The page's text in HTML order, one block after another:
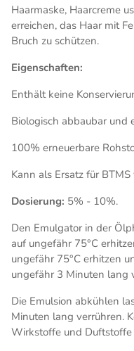
Haarmaske, Haarcreme
erreichen, das Haar mit
Bruch zu schützen.
Eigenschaften:
Enthält keine
Biologisch abbaubar und
100% erneuerbare
Kann als Ersatz für
Dosierung: 5% - 10%.
Den Emulgator in der
auf ungefähr 75°C
ungefähr 75°C erhitzen
ungefähr 3 Minuten lang
Die Emulsion abkühlen
Minuten lang verrühren.
Wirkstoffe und Duftstoffe